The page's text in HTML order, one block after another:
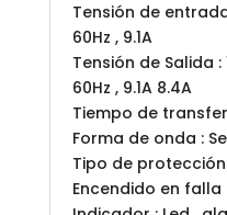
Tensión de
60Hz , 9.1A
Tensión de Salida :
60Hz , 9.1A 8.4A
Tiempo de
Forma de onda :
Tipo de
Encendido en